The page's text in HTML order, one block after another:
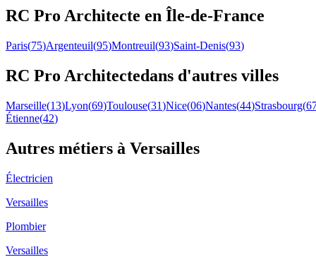
RC Pro Architecte en Île-de-France
Paris(75)Argenteuil(95)Montreuil(93)Saint-Denis(93)
RC Pro Architectedans d'autres villes
Marseille(13)Lyon(69)Toulouse(31)Nice(06)Nantes(44)Strasbourg(
Étienne(42)
Autres métiers à Versailles
Électricien
Versailles
Plombier
Versailles